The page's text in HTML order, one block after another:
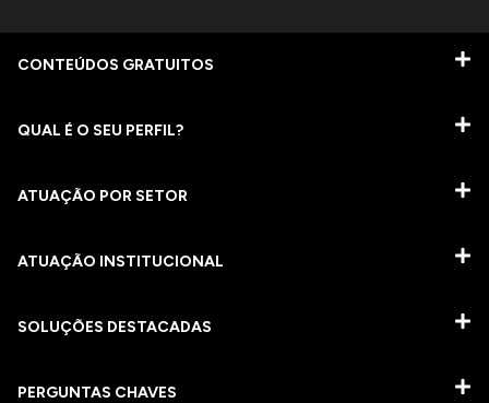
CONTEÚDOS GRATUITOS
QUAL É O SEU PERFIL?
ATUAÇÃO POR SETOR
ATUAÇÃO INSTITUCIONAL
SOLUÇÕES DESTACADAS
PERGUNTAS CHAVES​